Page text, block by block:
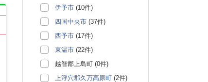
伊予市 (10件)
四国中央市 (37件)
西予市 (17件)
東温市 (22件)
越智郡上島町 (0件)
上浮穴郡久万高原町 (2件)